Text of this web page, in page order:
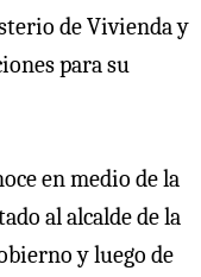
de Vivienda y
para su
en medio de la
al alcalde de la
y luego de